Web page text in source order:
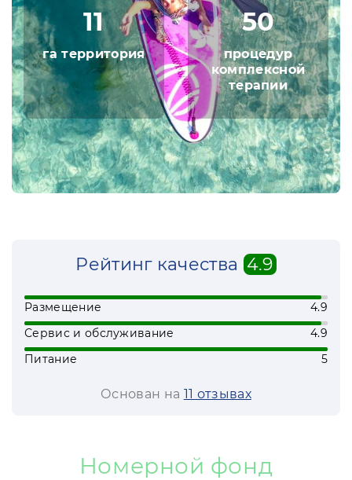
недугов и общего укрепления здоровья в
санатории используются водные
процедуры, физиотерапия, ингаляции и
другие методы лечения. Климат
местности также окажет благоприятное
влияние на организм.
11
га территория
50
процедур
комплексной
терапии
Рейтинг качества 4.9
Размещение
4.9
Сервис и обслуживание
4.9
Питание
5
Основан на 11 отзывах
Номерной фонд